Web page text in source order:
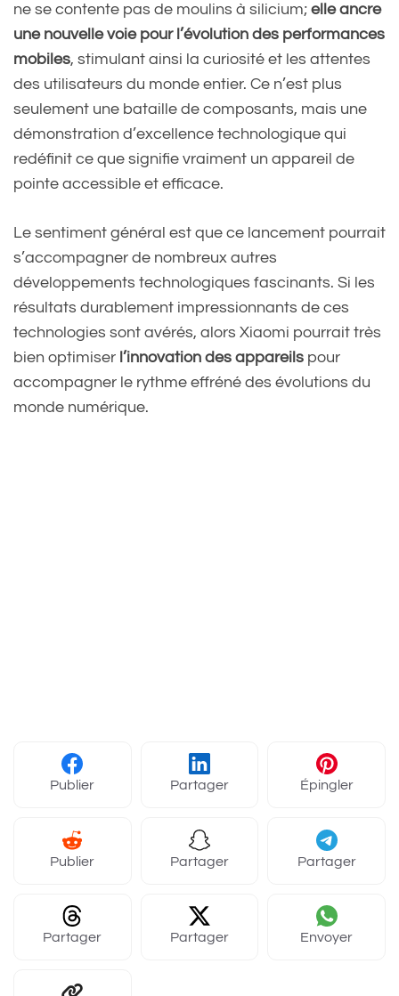
ne se contente pas de moulins à silicium; elle ancre
une nouvelle voie pour l’évolution des performances
mobiles, stimulant ainsi la curiosité et les attentes
des utilisateurs du monde entier. Ce n’est plus
seulement une bataille de composants, mais une
démonstration d’excellence technologique qui
redéfinit ce que signifie vraiment un appareil de
pointe accessible et efficace.
Le sentiment général est que ce lancement pourrait
s’accompagner de nombreux autres
développements technologiques fascinants. Si les
résultats durablement impressionnants de ces
technologies sont avérés, alors Xiaomi pourrait très
bien optimiser l’innovation des appareils pour
accompagner le rythme effréné des évolutions du
monde numérique.
Publier Partager Épingler
Publier Partager Partager
Partager Partager Envoyer